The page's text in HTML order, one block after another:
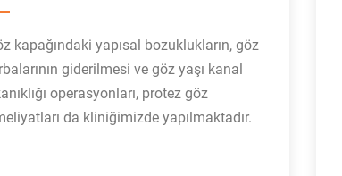
kapağındaki yapısal bozuklukların, göz
giderilmesi ve göz yaşı kanal
operasyonları, protez göz
da kliniğimizde yapılmaktadır.